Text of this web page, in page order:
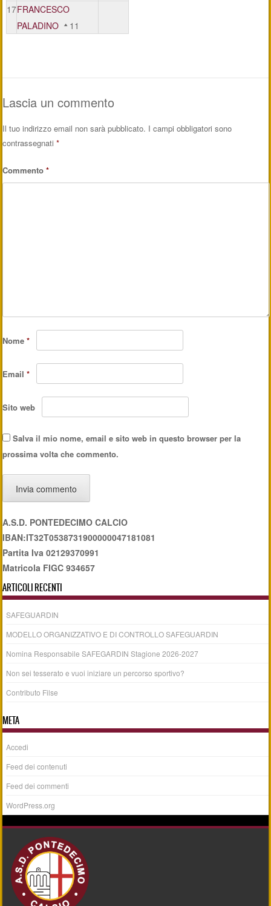
17FRANCESCO
PALADINO
11
Lascia un commento
Il tuo indirizzo email non sarà pubblicato. I campi obbligatori sono
contrassegnati*
Commento*
Nome*
Email*
Sito web
Salva il mio nome, email e sito web in questo browser per la
prossima volta che commento.
A.S.D. PONTEDECIMO CALCIO
IBAN:IT32T0538731900000047181081
Partita Iva 02129370991
Matricola FIGC 934657
ARTICOLI RECENTI
SAFEGUARDIN
MODELLO ORGANIZZATIVO E DI CONTROLLO SAFEGUARDIN
Nomina Responsabile SAFEGARDIN Stagione 2026-2027
Non sei tesserato e vuoi iniziare un percorso sportivo?
Contributo Filse
META
Accedi
Feed dei contenuti
Feed dei commenti
WordPress.org